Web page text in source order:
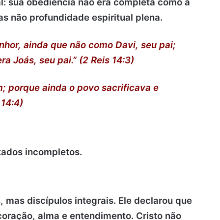
sua obediência não era completa como a
não profundidade espiritual plena.
ainda que não como Davi, seu pai;
Joás, seu pai.” (2 Reis 14:3)
porque ainda o povo sacrificava e
incompletos.
mas discípulos integrais. Ele declarou que
alma e entendimento. Cristo não